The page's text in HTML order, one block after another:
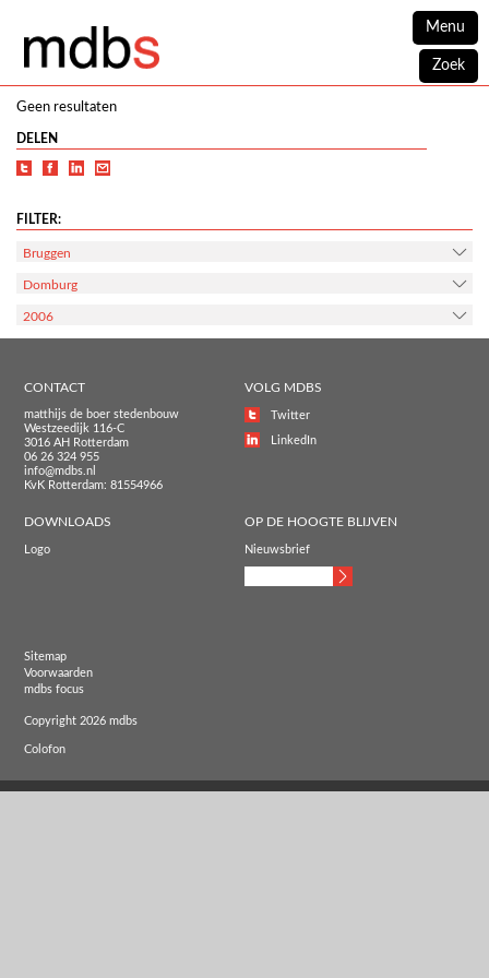
Menu
Zoek
Geen resultaten
DELEN
FILTER:
Bruggen
Domburg
2006
CONTACT
matthijs de boer stedenbouw
Westzeedijk 116-C
3016 AH Rotterdam
06 26 324 955
info@mdbs.nl
KvK Rotterdam: 81554966
VOLG MDBS
Twitter
LinkedIn
DOWNLOADS
Logo
OP DE HOOGTE BLIJVEN
Nieuwsbrief
Sitemap
Voorwaarden
mdbs focus
Copyright 2026 mdbs
Colofon